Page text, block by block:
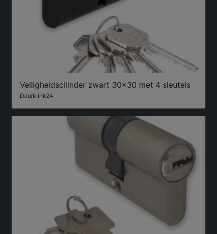
Veiligheidscilinder zwart 30x30 met 4 sleutels
Deurklink24